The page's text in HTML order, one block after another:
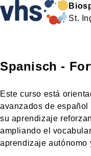
St.
Spanisch -
Este curso está
avanzados de
su aprendizaje
ampliando el
aprendizaje autónomo